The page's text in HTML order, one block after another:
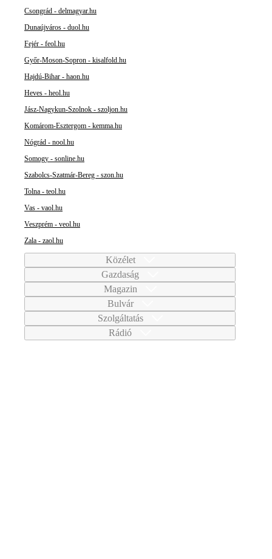
Csongrád - delmagyar.hu
Dunaújváros - duol.hu
Fejér - feol.hu
Győr-Moson-Sopron - kisalfold.hu
Hajdú-Bihar - haon.hu
Heves - heol.hu
Jász-Nagykun-Szolnok - szoljon.hu
Komárom-Esztergom - kemma.hu
Nógrád - nool.hu
Somogy - sonline.hu
Szabolcs-Szatmár-Bereg - szon.hu
Tolna - teol.hu
Vas - vaol.hu
Veszprém - veol.hu
Zala - zaol.hu
Közélet
Gazdaság
Magazin
Bulvár
Szolgáltatás
Rádió